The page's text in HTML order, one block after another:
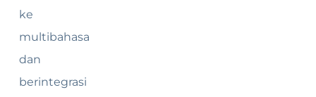
ke
multibahasa
dan
berintegrasi